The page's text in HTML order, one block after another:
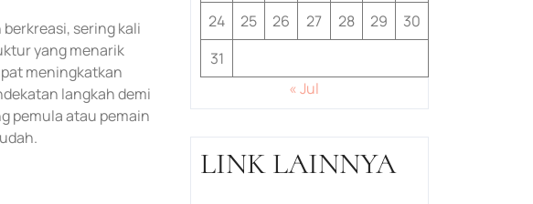
sering kali
yang menarik
meningkatkan
langkah demi
pemula atau pemain
24
25 26 27 28 29
30
31
« Jul
LINK LAINNYA